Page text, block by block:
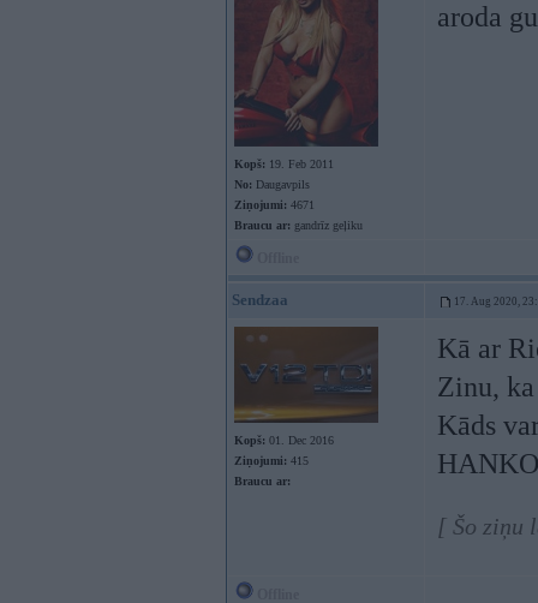
Kopš: 19. Feb 2011
No: Daugavpils
Ziņojumi: 4671
Braucu ar: gandrīz geļiku
aroda
Sendzaa 17. Aug 2020,
Kopš: 01. Dec 2016
Ziņojumi: 415
Braucu ar:
Kā ar
Zinu,
Kāds
[ Šo ziņu